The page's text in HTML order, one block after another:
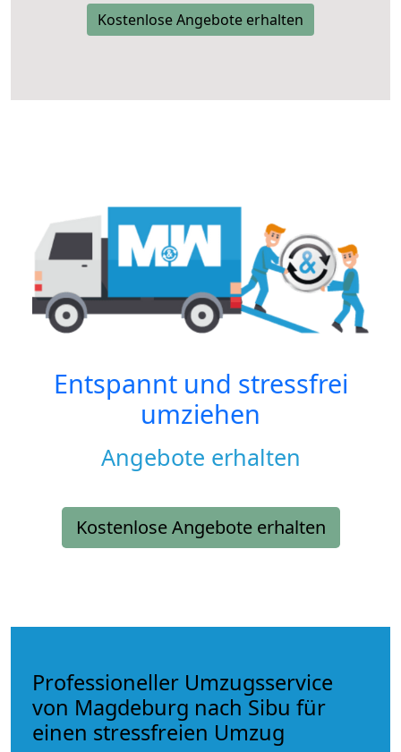
Kostenlose Angebote erhalten
Entspannt und stressfrei
umziehen
Angebote erhalten
Kostenlose Angebote erhalten
Professioneller Umzugsservice
von Magdeburg nach Sibu für
einen stressfreien Umzug